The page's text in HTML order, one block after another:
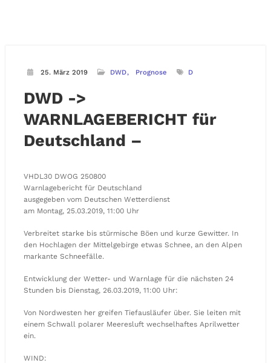
25. März 2019 DWD Prognose D
DWD ->
WARNLAGEBERICHT für
Deutschland –
VHDL30 DWOG 250800
Warnlagebericht für Deutschland
ausgegeben vom Deutschen Wetterdienst
am Montag, 25.03.2019, 11:00 Uhr
Verbreitet starke bis stürmische Böen und kurze Gewitter. In
den Hochlagen der Mittelgebirge etwas Schnee, an den Alpen
markante Schneefälle.
Entwicklung der Wetter- und Warnlage für die nächsten 24
Stunden bis Dienstag, 26.03.2019, 11:00 Uhr:
Von Nordwesten her greifen Tiefausläufer über. Sie leiten mit
einem Schwall polarer Meeresluft wechselhaftes Aprilwetter
ein.
WIND: